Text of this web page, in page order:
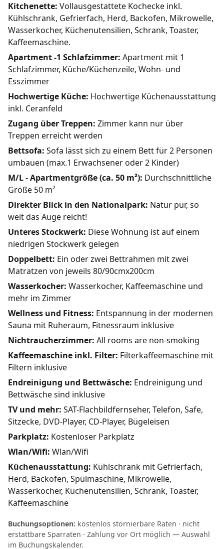
Kitchenette: Vollausgestattete Kochecke inkl.
Kühlschrank, Gefrierfach, Herd, Backofen, Mikrowelle,
Wasserkocher, Küchenutensilien, Schrank, Toaster,
Kaffeemaschine.
Apartment -1 Schlafzimmer: Apartment mit 1
Schlafzimmer, Küche/Küchenzeile, Wohn- und
Esszimmer
Hochwertige Küche: Hochwertige Küchenausstattung
inkl. Ceranfeld
Zugang über Treppen: Zimmer kann nur über
Treppen erreicht werden
Bettsofa: Sofa lässt sich zu einem Bett für 2 Personen
umbauen (max.1 Erwachsener oder 2 Kinder)
M/L - Apartmentgröße (ca. 50 m²): Durchschnittliche
Größe 50 m²
Direkter Blick in den Nationalpark: Natur pur, so
weit das Auge reicht!
Unteres Stockwerk: Diese Wohnung ist auf einem
niedrigen Stockwerk gelegen
Doppelbett: Ein oder zwei Bettrahmen mit zwei
Matratzen von jeweils 80/90cmx200cm
Wasserkocher: Wasserkocher, Kaffeemaschine und
mehr im Zimmer
Wellness und Fitness: Entspannung in der modernen
Sauna mit Ruheraum, Fitnessraum inklusive
Nichtraucherzimmer: All rooms are non-smoking
Kaffeemaschine inkl. Filter: Filterkaffeemaschine mit
Filtern inklusive
Endreinigung und Bettwäsche: Endreinigung und
Bettwäsche sind inklusive
TV und mehr: SAT-Flachbildfernseher, Telefon, Safe,
Sitzecke, DVD-Player, CD-Player, Bügeleisen
Parkplatz: Kostenloser Parkplatz
Wlan/Wifi: Wlan/Wifi
Küchenausstattung: Kühlschrank mit Gefrierfach,
Herd, Backofen, Spülmaschine, Mikrowelle,
Wasserkocher, Küchenutensilien, Schrank, Toaster,
Kaffeemaschine
Buchungsoptionen: kostenlos stornierbare Raten · nicht
erstattbare Sparraten · Zahlung vor Ort möglich — Auswahl
im Buchungskalender.